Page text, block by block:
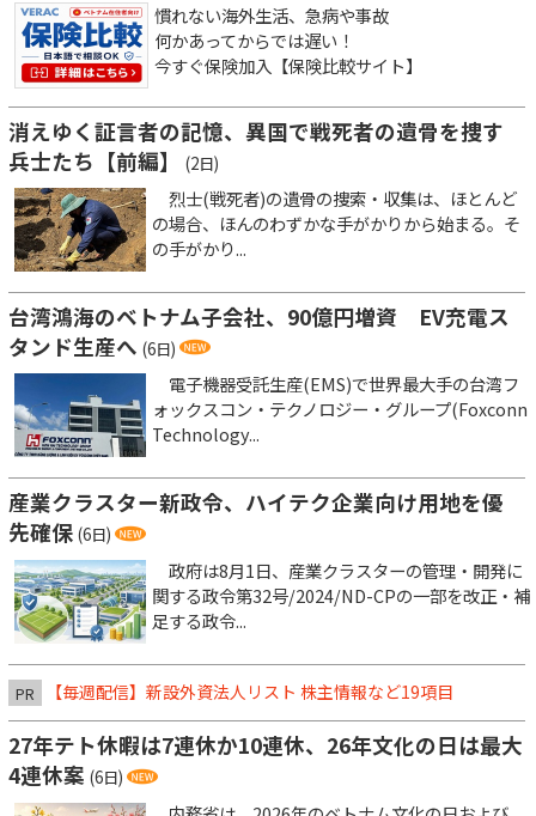
慣れない海外生活、急病や事故
何かあってからでは遅い！
今すぐ保険加入【保険比較サイト】
消えゆく証言者の記憶、異国で戦死者の遺骨を捜す
兵士たち【前編】
(2日)
烈士(戦死者)の遺骨の捜索・収集は、ほとんど
の場合、ほんのわずかな手がかりから始まる。そ
の手がかり...
台湾鴻海のベトナム子会社、90億円増資 EV充電ス
タンド生産へ (6日)
電子機器受託生産(EMS)で世界最大手の台湾フ
ォックスコン・テクノロジー・グループ(Foxconn
Technology...
産業クラスター新政令、ハイテク企業向け用地を優
先確保 (6日)
政府は8月1日、産業クラスターの管理・開発に
関する政令第32号/2024/ND-CPの一部を改正・補
足する政令...
PR 【毎週配信】新設外資法人リスト 株主情報など19項目
27年テト休暇は7連休か10連休、26年文化の日は最大
4連休案 (6日)